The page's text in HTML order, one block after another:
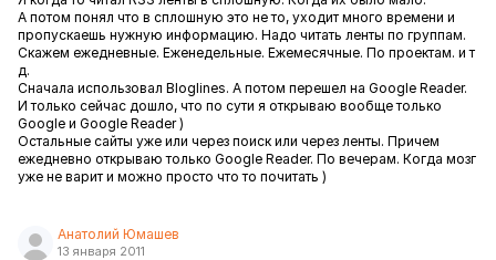
А потом понял что в сплошную это не то, уходит много времени и
пропускаешь нужную информацию. Надо читать ленты по группам.
Скажем ежедневные. Еженедельные. Ежемесячные. По проектам. и т
д.
Сначала использовал Bloglines. А потом перешел на Google Reader.
И только сейчас дошло, что по сути я открываю вообще только
Google и Google Reader )
Остальные сайты уже или через поиск или через ленты. Причем
ежедневно открываю только Google Reader. По вечерам. Когда мозг
уже не варит и можно просто что то почитать )
Анатолий Юмашев
13 января 2011